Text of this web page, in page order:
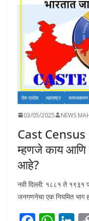
o
k
p
p
n
देश प्रदेश महाराष्ट्र समाजकारण
03/05/2025 NEWS
Cast
म्हणजे काय आणि
आहे?
नवी दिल्ली: १८८१ ते १९३१
जनगणनेचा एक नियमित भाग